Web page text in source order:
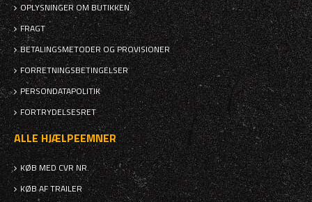
OPLYSNINGER OM BUTIKKEN
FRAGT
BETALINGSMETODER OG PROVISIONER
FORRETNINGSBETINGELSER
PERSONDATAPOLITIK
FORTRYDELSESRET
ALLE HJÆLPEEMNER
KØB MED CVR NR.
KØB AF TRAILER